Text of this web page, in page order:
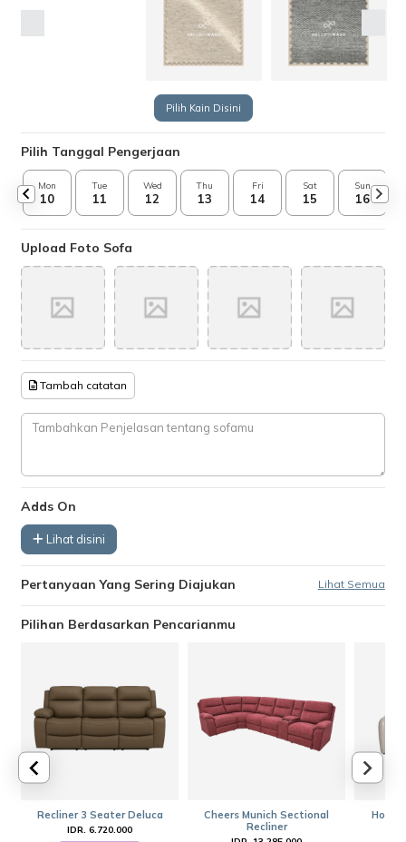
Pilih Kain Disini
Pilih Tanggal Pengerjaan
Mon
10
Tue
11
Wed
12
Thu
13
Fri
14
Sat
15
Sun
16
Upload Foto Sofa
Tambah catatan
Adds On
Lihat disini
Pertanyaan Yang Sering Diajukan Lihat Semua
Pilihan Berdasarkan Pencarianmu
Recliner 3 Seater Deluca
IDR. 6.720.000
Cheers Munich Sectional
Recliner